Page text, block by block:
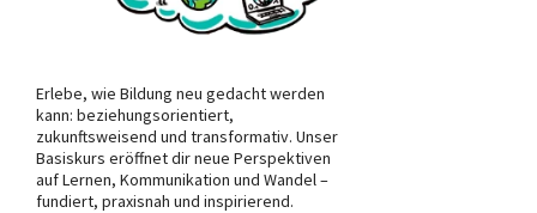
Erlebe, wie Bildung neu gedacht werden
kann: beziehungsorientiert,
zukunftsweisend und transformativ. Unser
Basiskurs eröffnet dir neue Perspektiven
auf Lernen, Kommunikation und Wandel –
fundiert, praxisnah und inspirierend.